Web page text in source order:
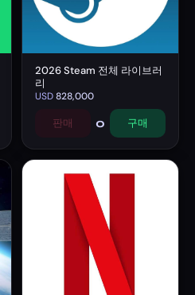
2026 Steam 전체 라이브러
리
USD828,000
판매 0 구매